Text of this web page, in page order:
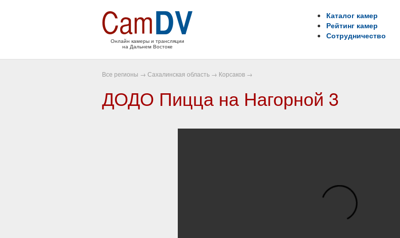
Онлайн камеры и трансляции
на Дальнем Востоке
Каталог камер
Рейтинг камер
Сотрудничество
Все регионы → Сахалинская область → Корсаков →
ДОДО Пицца на Нагорной 3